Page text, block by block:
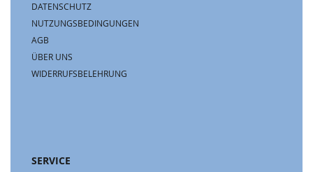
DATENSCHUTZ
NUTZUNGSBEDINGUNGEN
AGB
ÜBER UNS
WIDERRUFSBELEHRUNG
SERVICE